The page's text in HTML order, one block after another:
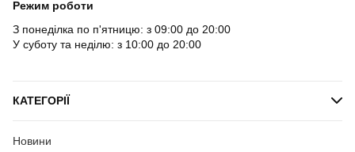
Режим роботи
З понеділка по п'ятницю: з 09:00 до 20:00
У суботу та неділю: з 10:00 до 20:00
КАТЕГОРІЇ
Новини